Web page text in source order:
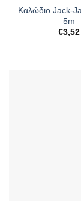
Καλώδιο Jack-
5m
€3,52